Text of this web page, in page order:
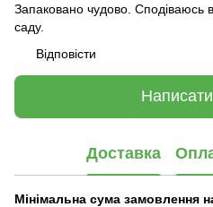
Запаковано чудово. Сподіваюсь
саду.
Відповісти
Написати
Доставка
Мінімальна сума замовлення